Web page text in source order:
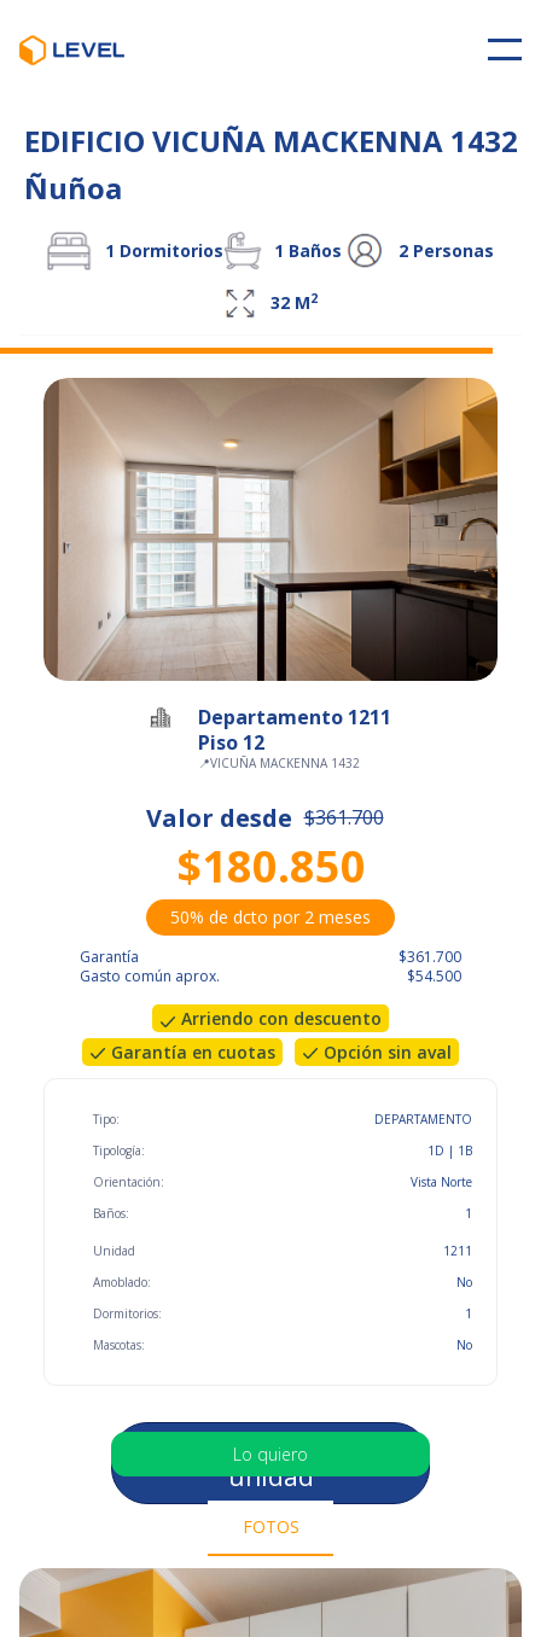
EDIFICIO VICUÑA MACKENNA 1432
Ñuñoa
1 Dormitorios 1 Baños 2 Personas
32 M2
Departamento 1211
Piso 12
📍VICUÑA MACKENNA 1432
Valor desde $361.700
$180.850
50% de dcto por 2 meses
Garantía
Gasto común aprox.
$361.700
$54.500
Arriendo con descuento
Garantía en cuotas
Opción sin aval
Tipo:
Tipología:
Orientación:
Baños:
DEPARTAMENTO
1D | 1B
Vista Norte
1
Unidad
Amoblado:
Dormitorios:
Mascotas:
1211
No
1
No
Selecciona otra
unidad
Lo quiero
FOTOS